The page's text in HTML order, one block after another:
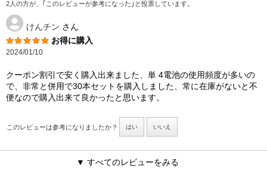
2人の方が、｢このレビューが参考になった｣と投票しています。
けんチン さん
お得に購入
2024/01/10
クーポン割引で安く購入出来ました、単 4電池の使用頻度が多いの
で、非常と併用で30本セットを購入しました、常に在庫がないと不
便なので購入出来て良かったと思います。
このレビューは参考になりましたか？ はい いいえ
▼ すべてのレビューをみる